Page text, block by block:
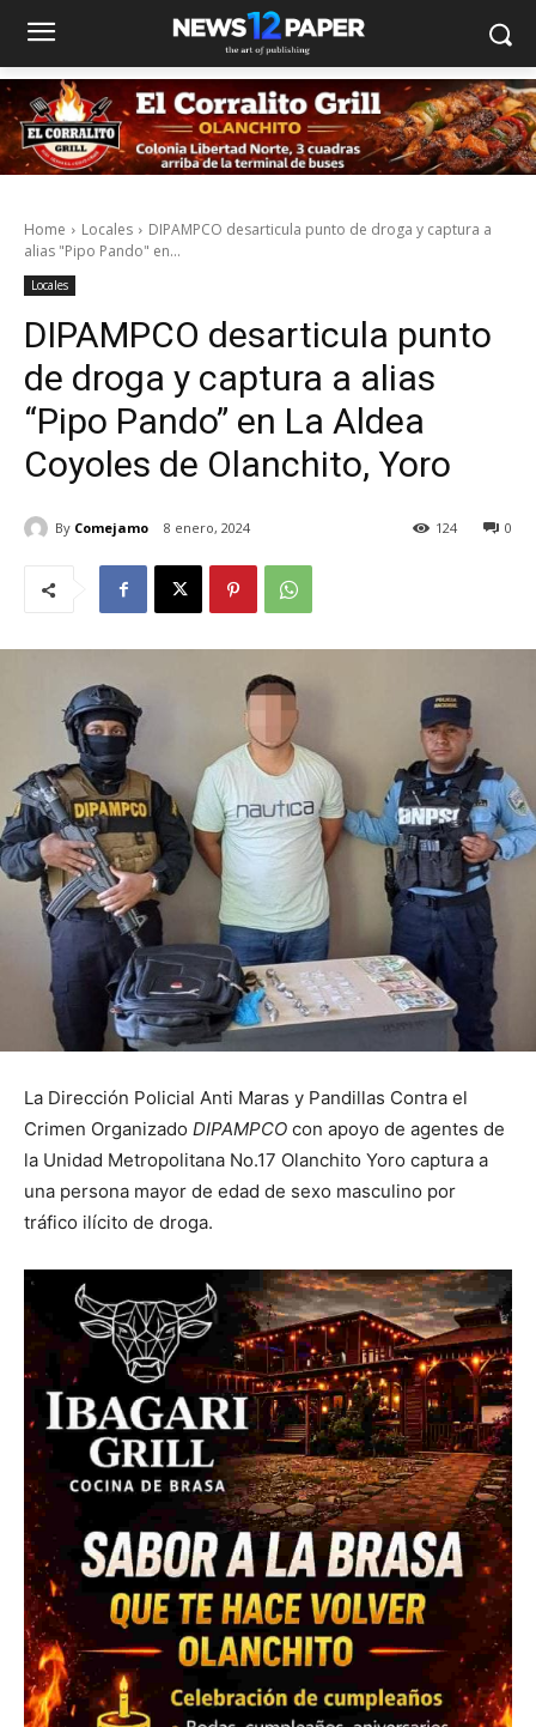
Home Locales
DIPAMPCO desarticula punto de droga y captura a
alias "Pipo Pando" en...
Locales
DIPAMPCO desarticula punto
de droga y captura a alias
“Pipo Pando” en La Aldea
Coyoles de Olanchito, Yoro
By Comejamo 8 enero, 2024 0
124
La Dirección Policial Anti Maras y Pandillas Contra el
Crimen Organizado DIPAMPCO con apoyo de agentes de
la Unidad Metropolitana No.17 Olanchito Yoro captura a
una persona mayor de edad de sexo masculino por
tráfico ilícito de droga.